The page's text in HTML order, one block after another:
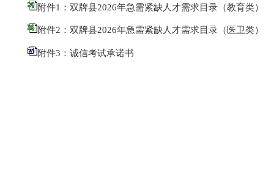
附件1：双牌县2026年急需紧缺人才需求目录（教育类）
附件2：双牌县2026年急需紧缺人才需求目录（医卫类）
附件3：诚信考试承诺书